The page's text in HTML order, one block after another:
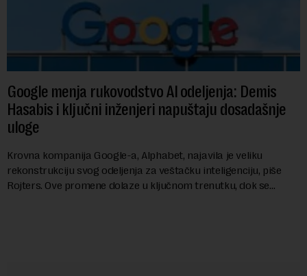
Google menja rukovodstvo AI odeljenja: Demis
Hasabis i ključni inženjeri napuštaju dosadašnje
uloge
Krovna kompanija Google-a, Alphabet, najavila je veliku
rekonstrukciju svog odeljenja za veštačku inteligenciju, piše
Rojters. Ove promene dolaze u ključnom trenutku, dok se